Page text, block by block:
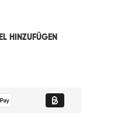
HINZUFÜGEN